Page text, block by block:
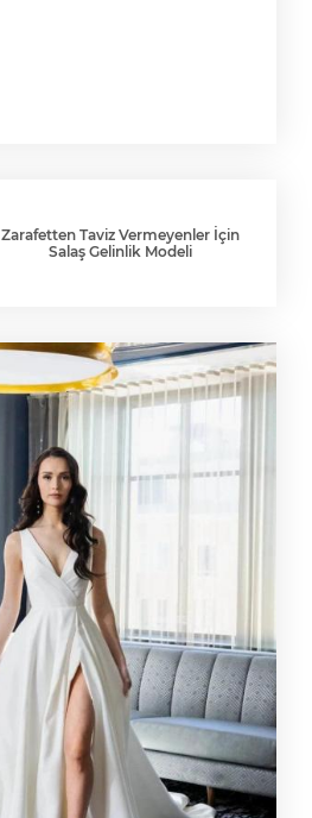
Zarafetten Taviz Vermeyenler İçin
Salaş Gelinlik Modeli